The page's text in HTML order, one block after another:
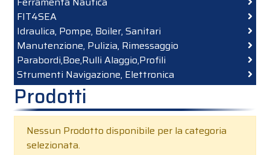
FIT4SEA
Idraulica, Pompe, Boiler, Sanitari
Manutenzione, Pulizia, Rimessaggio
Parabordi,Boe,Rulli Alaggio,Profili
Strumenti Navigazione, Elettronica
Prodotti
Nessun Prodotto disponibile per la categoria
selezionata.